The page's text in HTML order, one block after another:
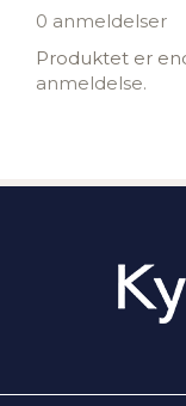
0 anmeldelser
Produktet er
anmeldelse.